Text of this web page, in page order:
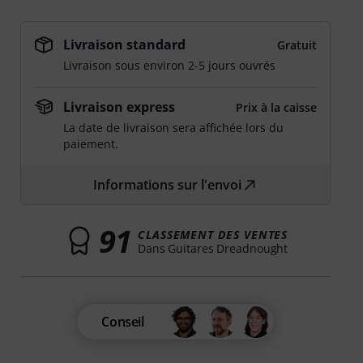
Livraison standard
Gratuit
Livraison sous environ 2-5 jours ouvrés
Livraison express
Prix à la caisse
La date de livraison sera affichée lors du
paiement.
Informations sur l'envoi
91 CLASSEMENT DES VENTES
Dans Guitares Dreadnought
Conseil